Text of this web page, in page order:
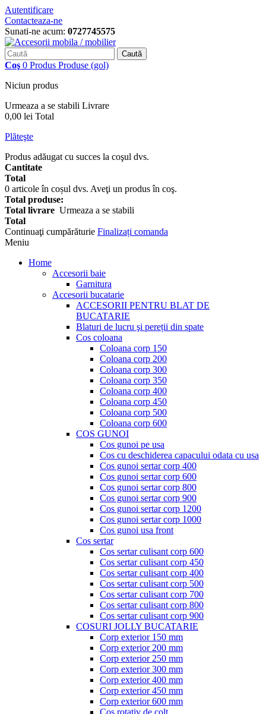
Autentificare
Contacteaza-ne
Sunati-ne acum: 0727745575
Caută
Coş 0 Produs Produse (gol)
Niciun produs
Urmeaza a se stabili Livrare
0,00 lei Total
Plăteşte
Produs adăugat cu succes la coşul dvs.
Cantitate
Total
0 articole în coșul dvs. Aveţi un produs în coş.
Total produse:
Total livrare Urmeaza a se stabili
Total
Continuaţi cumpărăturie Finalizați comanda
Meniu
Home
Accesorii baie
Garnitura
Accesorii bucatarie
ACCESORII PENTRU BLAT DE
BUCATARIE
Blaturi de lucru şi pereții din spate
Cos coloana
Coloana corp 150
Coloana corp 200
Coloana corp 300
Coloana corp 350
Coloana corp 400
Coloana corp 450
Coloana corp 500
Coloana corp 600
COS GUNOI
Cos gunoi pe usa
Cos cu deschiderea capacului odata cu usa
Cos gunoi sertar corp 400
Cos gunoi sertar corp 600
Cos gunoi sertar corp 800
Cos gunoi sertar corp 900
Cos gunoi sertar corp 1200
Cos gunoi sertar corp 1000
Cos gunoi usa front
Cos sertar
Cos sertar culisant corp 600
Cos sertar culisant corp 450
Cos sertar culisant corp 400
Cos sertar culisant corp 500
Cos sertar culisant corp 700
Cos sertar culisant corp 800
Cos sertar culisant corp 900
COSURI JOLLY BUCATARIE
Corp exterior 150 mm
Corp exterior 200 mm
Corp exterior 250 mm
Corp exterior 300 mm
Corp exterior 400 mm
Corp exterior 450 mm
Corp exterior 600 mm
Cos rotativ de colt